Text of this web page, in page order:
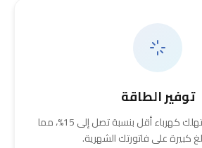
توفير الطاقة
المكيف النظيف يستهلك كهرباء أقل بنسبة تصل إلى 15%، مما
كبيرة على فاتورتك الشهرية.